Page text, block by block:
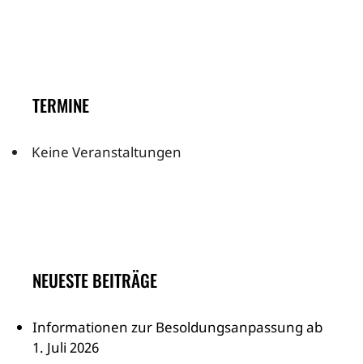
TERMINE
Keine Veranstaltungen
NEUESTE BEITRÄGE
Informationen zur Besoldungsanpassung ab
1. Juli 2026